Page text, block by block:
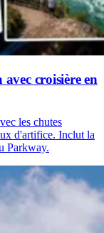
croisière en
les chutes
d'artifice. Inclut la
Parkway.